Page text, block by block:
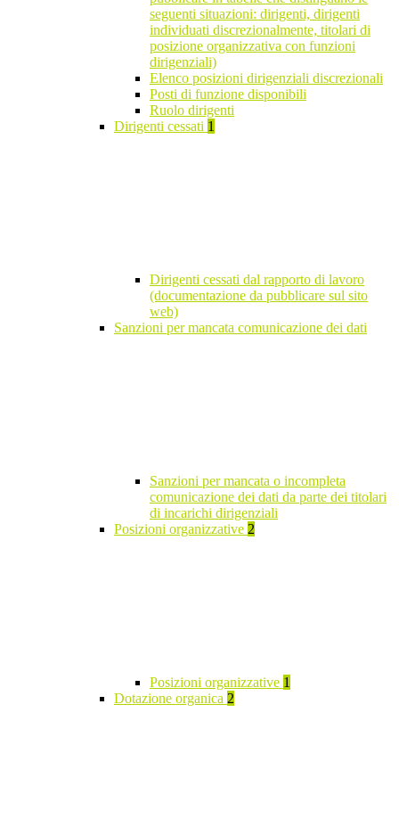
seguenti situazioni: dirigenti, dirigenti
individuati discrezionalmente, titolari di
posizione organizzativa con funzioni
dirigenziali)
Elenco posizioni dirigenziali discrezionali
Posti di funzione disponibili
Ruolo dirigenti
Dirigenti cessati 1
Dirigenti cessati dal rapporto di lavoro
(documentazione da pubblicare sul sito
web)
Sanzioni per mancata comunicazione dei dati
Sanzioni per mancata o incompleta
comunicazione dei dati da parte dei titolari
di incarichi dirigenziali
Posizioni organizzative 2
Posizioni organizzative 1
Dotazione organica 2